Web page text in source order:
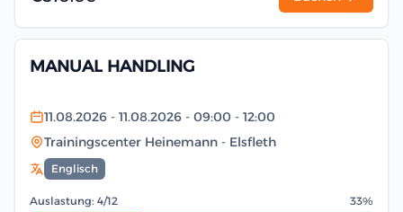
MANUAL HANDLING
11.08.2026 - 11.08.2026 - 09:00 - 12:00
Trainingscenter Heinemann - Elsfleth
Englisch
Auslastung: 4/12 33%